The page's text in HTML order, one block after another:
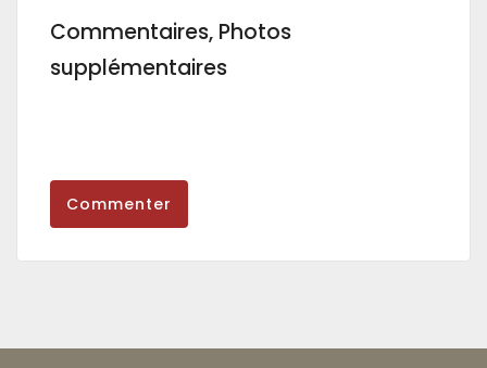
Commentaires, Photos
supplémentaires
Commenter